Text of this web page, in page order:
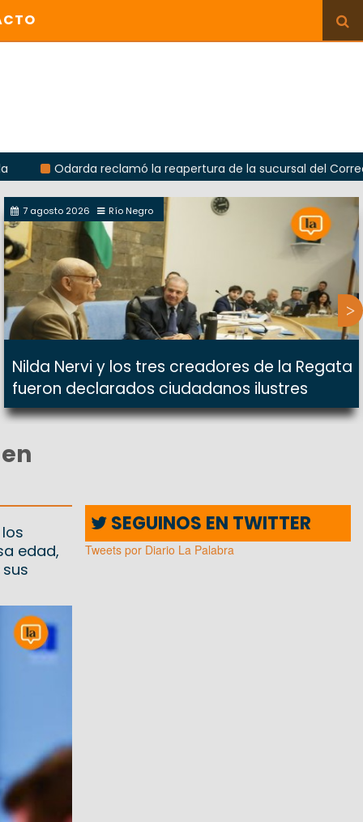
reclamó la reapertura de la sucursal del Correo
7 agosto 2026 Río Negro
Nilda Nervi y los tres creadores de la Regata
fueron declarados ciudadanos ilustres
edad,
SEGUINOS EN TWITTER
Tweets por Diario La Palabra